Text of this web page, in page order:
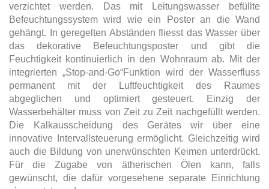
verzichtet werden. Das mit Leitungswasser befüllte
Befeuchtungssystem wird wie ein Poster an die Wand
gehängt. In geregelten Abständen fliesst das Wasser über
das dekorative Befeuchtungsposter und gibt die
Feuchtigkeit kontinuierlich in den Wohnraum ab. Mit der
integrierten „Stop-and-Go“Funktion wird der Wasserfluss
permanent mit der Luftfeuchtigkeit des Raumes
abgeglichen und optimiert gesteuert. Einzig der
Wasserbehälter muss von Zeit zu Zeit nachgefüllt werden.
Die Kalkausscheidung des Gerätes wir über eine
innovative Intervallsteuerung ermöglicht. Gleichzeitig wird
auch die Bildung von unerwünschten Keimen unterdrückt.
Für die Zugabe von ätherischen Ölen kann, falls
gewünscht, die dafür vorgesehene separate Einrichtung